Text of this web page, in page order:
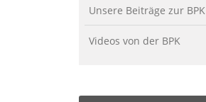
Unsere Beiträge zur BPK
Videos von der BPK